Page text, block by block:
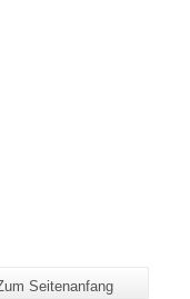
Seitenanfang